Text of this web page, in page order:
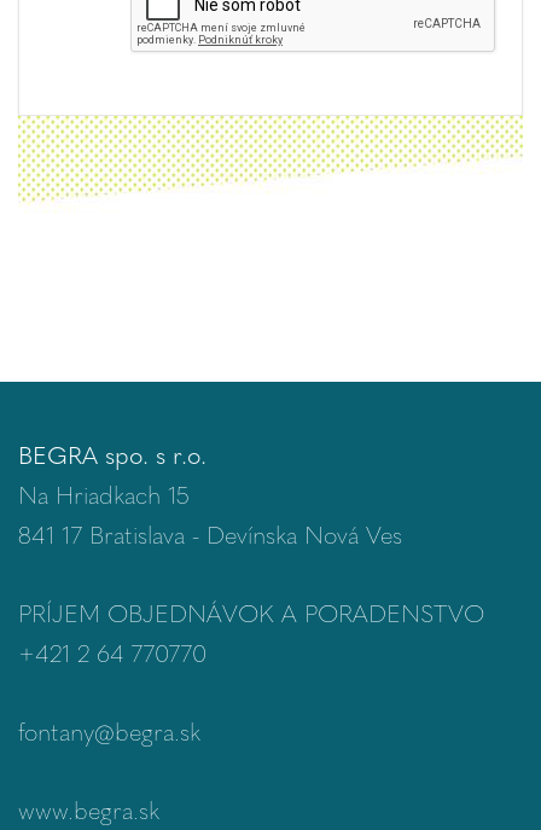
BEGRA spo. s r.o.
Na Hriadkach 15
841 17 Bratislava - Devínska Nová Ves
PRÍJEM OBJEDNÁVOK A PORADENSTVO
+421 2 64 770770
fontany@begra.sk
www.begra.sk